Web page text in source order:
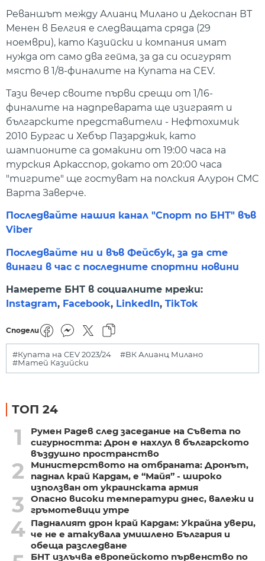
Реваншът между Алианц Милано и Декоспан ВТ
Менен в Белгия е следващата сряда (29
ноември), като Казийски и компания имат
нужда от само два гейма, за да си осигурят
място в 1/8-финалите на Купата на CEV.
Тази вечер своите първи срещи от 1/16-
финалите на надпреварата ще изиграят и
българските представители - Нефтохимик
2010 Бургас и Хебър Пазарджик, като
шампионите са домакини от 19:00 часа на
турския Аркасспор, докато от 20:00 часа
"тигрите" ще гостуват на полския Алурон СМС
Варта Заверче.
Последвайте нашия канал "Спорт по БНТ" във
Viber
Последвайте ни и във Фейсбук, за да сте
винаги в час с последните спортни новини
Намерете БНТ в социалните мрежи:
Instagram, Facebook, LinkedIn, TikTok
Сподели
#Купата на CEV 2023/24
#ВК Алианц Милано
#Матей Казийски
ТОП 24
1
Румен Радев след заседание на Съвета по
сигурността: Дрон е нахлул в българското
въздушно пространство
2
Министерството на отбраната: Дронът,
паднал край Кардам, е “Майя” - широко
използван от украинската армия
3
Опасно високи температури днес, валежи и
гръмотевици утре
4 Падналият дрон край Кардам: Украйна увери,
че не е атакувала умишлено България и
обеща разследване
БНТ излъчва европейското първенство по